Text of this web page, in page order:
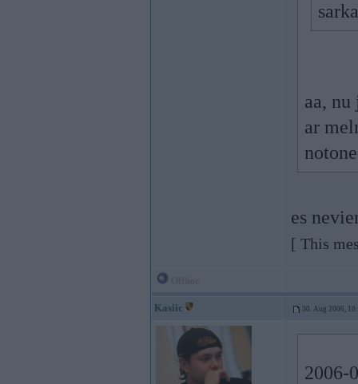
aa,
ar
es
[ This
Kasiic 30. Aug 2006,
2006-